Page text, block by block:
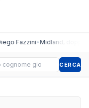
Fazzini•Midland, doppio
CERCA